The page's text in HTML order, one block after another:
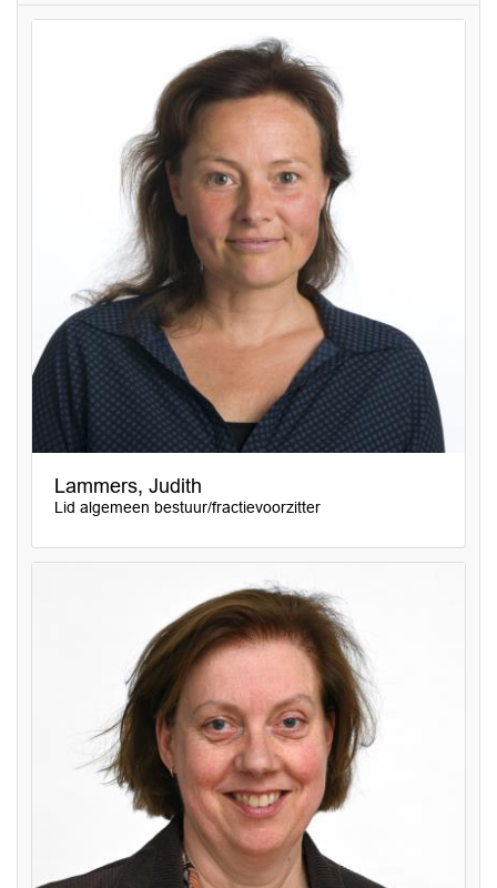
Lammers, Judith
Lid algemeen bestuur/fractievoorzitter